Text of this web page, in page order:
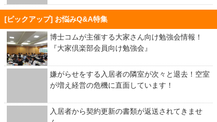
[ピックアップ] お悩みQ&A特集
博士コムが主催する大家さん向け勉強会情報！
『大家倶楽部会員向け勉強会』
嫌がらせをする入居者の隣室が次々と退去！空室
が増え経営の危機に直面しています！
入居者から契約更新の書類が返送されてきませ